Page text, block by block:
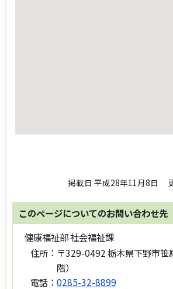
掲載日 平成28年11月8日
このページについてのお問い合わせ先
健康福祉部 社会福祉課
住所： 〒329-0492 栃木県下野市笹
階）
電話： 0285-32-8899